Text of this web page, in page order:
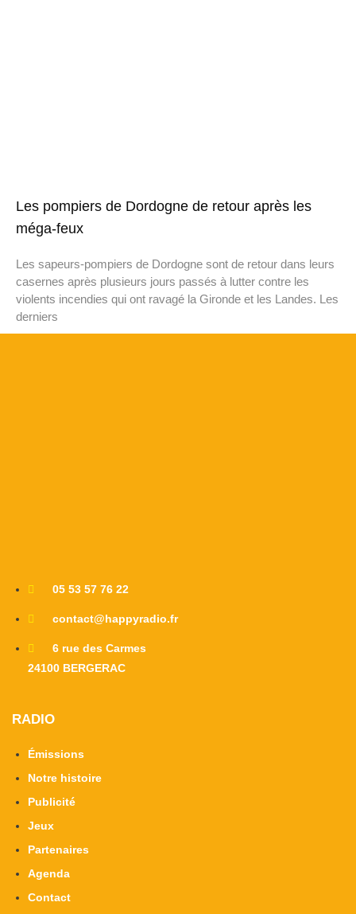
Les pompiers de Dordogne de retour après les
méga-feux
Les sapeurs-pompiers de Dordogne sont de retour dans leurs
casernes après plusieurs jours passés à lutter contre les
violents incendies qui ont ravagé la Gironde et les Landes. Les
derniers
05 53 57 76 22
contact@happyradio.fr
6 rue des Carmes
24100 BERGERAC
RADIO
Émissions
Notre histoire
Publicité
Jeux
Partenaires
Agenda
Contact